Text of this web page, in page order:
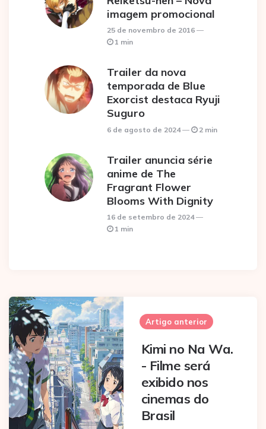
imagem promocional
25 de novembro de 2016
1 min
Trailer da nova
temporada de Blue
Exorcist destaca Ryuji
Suguro
6 de agosto de 2024 2 min
Trailer anuncia série
anime de The
Fragrant Flower
Blooms With Dignity
16 de setembro de 2024
1 min
Post
navigation
Artigo anterior
Kimi no Na Wa.
- Filme será
exibido nos
cinemas do
Brasil